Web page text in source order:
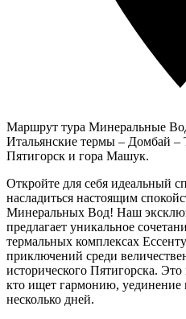
Маршрут тура Минеральные
Итальянские термы – Домбай –
Пятигорск и гора Машук.
Откройте для себя идеальный
насладиться настоящим
Минеральных Вод! Наш
предлагает уникальное
термальных комплексах
приключений среди
исторического Пятигорска.
кто ищет гармонию, уединение
несколько дней.